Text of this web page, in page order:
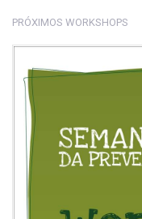
PRÓXIMOS WORKSHOPS